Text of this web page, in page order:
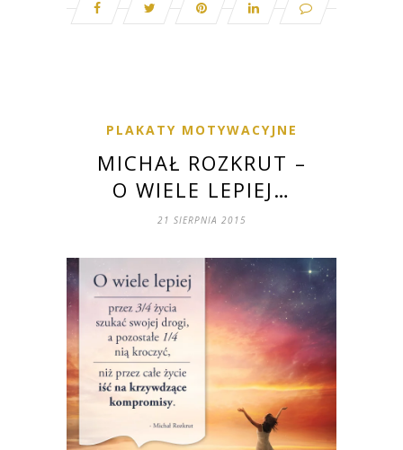
PLAKATY MOTYWACYJNE
MICHAŁ ROZKRUT –
O WIELE LEPIEJ…
21 SIERPNIA 2015